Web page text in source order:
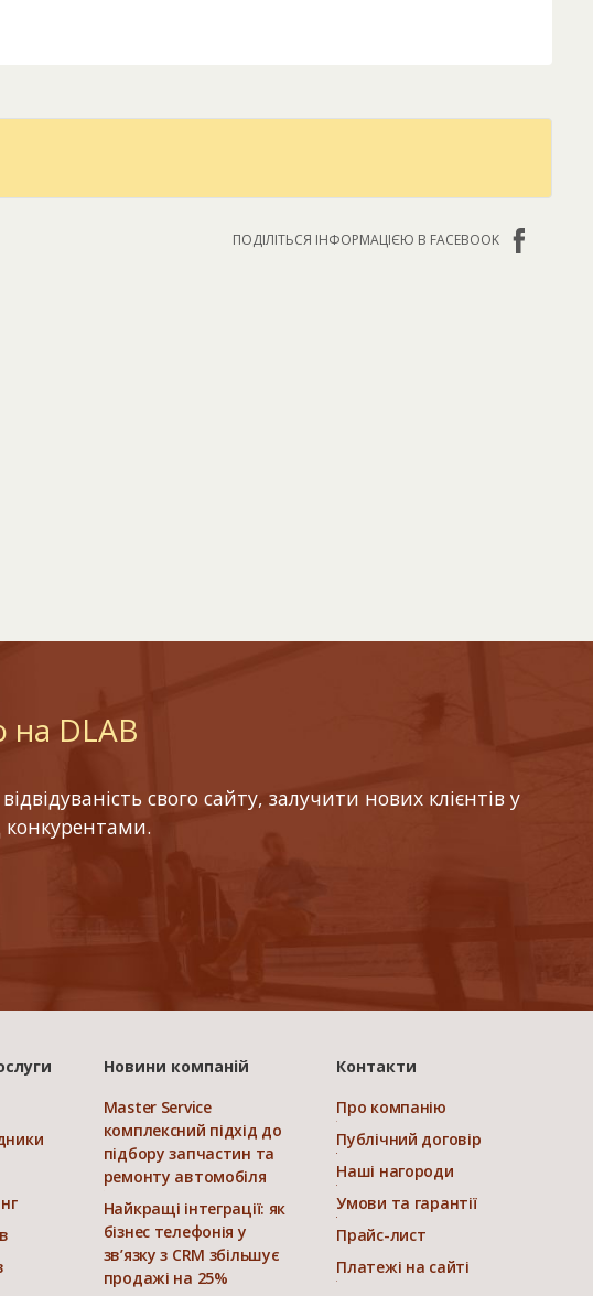
ПОДІЛІТЬСЯ ІНФОРМАЦІЄЮ В FACEBOOK
на DLAB
свого сайту, залучити нових клієнтів у
конкурентами.
Новини компаній
Master Service
комплексний підхід до
підбору запчастин та
ремонту автомобіля
Найкращі інтеграції: як
бізнес телефонія у
зв’язку з CRM збільшує
продажі на 25%
Контакти
Про компанію
Публічний договір
Наші нагороди
Умови та гарантії
Прайс-лист
Платежі на сайті